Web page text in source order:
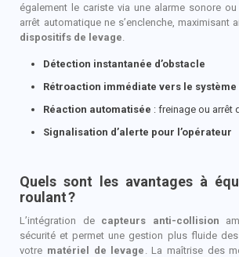
également le cariste via une alarme sonore ou
arrêt automatique ne s’enclenche, maximisant
dispositifs de levage
Détection instantanée d’obstacle
Rétroaction immédiate vers le
Réaction automatisée : freinage ou arrêt
Signalisation d’alerte pour l’opérateur
Quels sont les avantages à
roulant?
L’intégration de capteurs anti-collision
sécurité et permet une gestion plus fluide
votre matériel de levage . La maîtrise des